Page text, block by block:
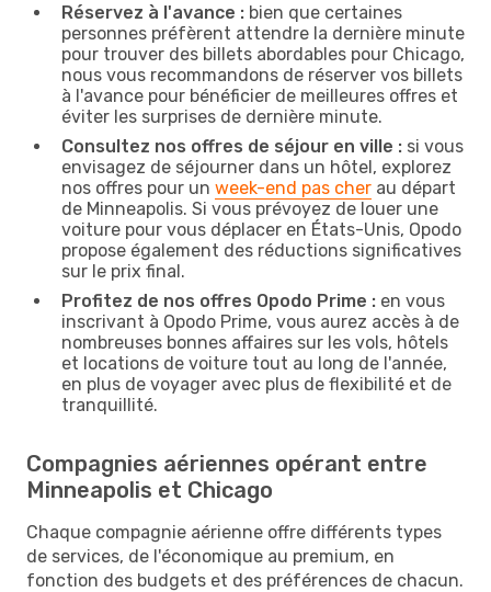
Réservez à l'avance : bien que certaines
personnes préfèrent attendre la dernière minute
pour trouver des billets abordables pour Chicago,
nous vous recommandons de réserver vos billets
à l'avance pour bénéficier de meilleures offres et
éviter les surprises de dernière minute.
Consultez nos offres de séjour en ville : si vous
envisagez de séjourner dans un hôtel, explorez
nos offres pour un week-end pas cher au départ
de Minneapolis. Si vous prévoyez de louer une
voiture pour vous déplacer en États-Unis, Opodo
propose également des réductions significatives
sur le prix final.
Profitez de nos offres Opodo Prime : en vous
inscrivant à Opodo Prime, vous aurez accès à de
nombreuses bonnes affaires sur les vols, hôtels
et locations de voiture tout au long de l'année,
en plus de voyager avec plus de flexibilité et de
tranquillité.
Compagnies aériennes opérant entre
Minneapolis et Chicago
Chaque compagnie aérienne offre différents types
de services, de l'économique au premium, en
fonction des budgets et des préférences de chacun.